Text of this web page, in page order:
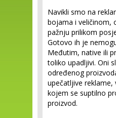
Navikli smo na
bojama i veličinom,
pažnju prilikom
Gotovo ih je
Međutim, native ili
toliko upadljivi. Oni
određenog
upečatljive reklame,
kojem se suptilno
proizvod.